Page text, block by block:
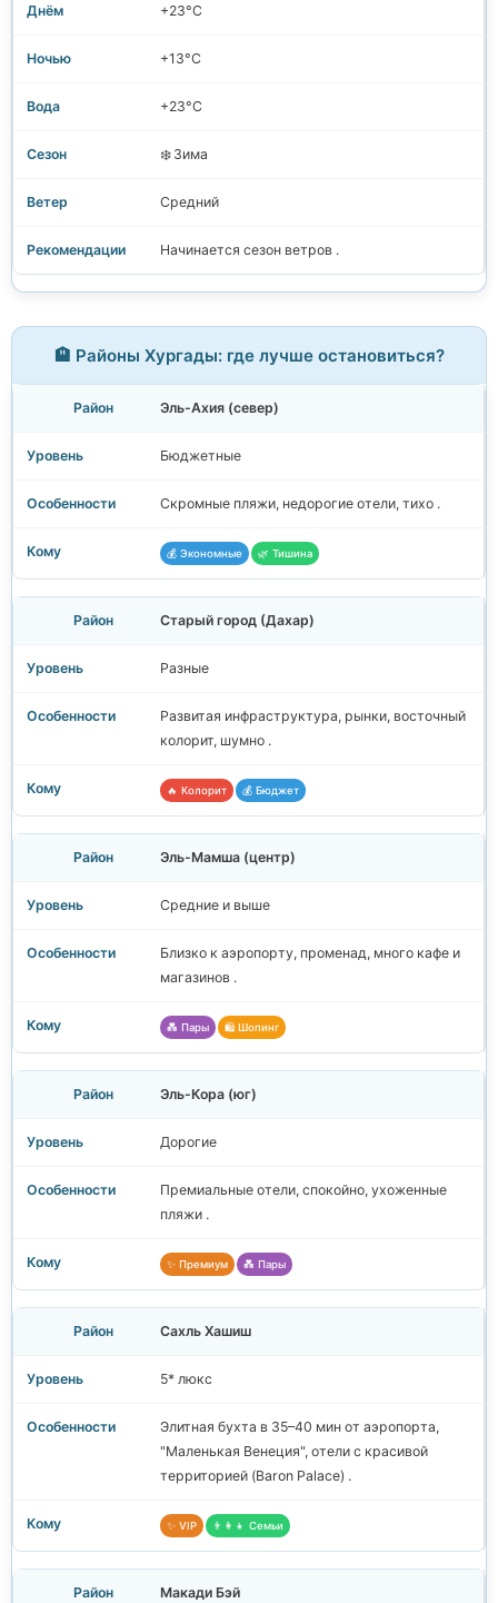
+23°C
+13°C
+23°C
❄️ Зима
Средний
Начинается сезон ветров .
🏨 Районы Хургады: где лучше остановиться?
Эль-Ахия (север)
Бюджетные
Скромные пляжи, недорогие отели, тихо .
💰 Экономные 🌿 Тишина
Старый город (Дахар)
Разные
Развитая инфраструктура, рынки, восточный
колорит, шумно .
🔥 Колорит 💰 Бюджет
Эль-Мамша (центр)
Средние и выше
Близко к аэропорту, променад, много кафе и
магазинов .
💑 Пары 🛍️ Шопинг
Эль-Кора (юг)
Дорогие
Премиальные отели, спокойно, ухоженные
пляжи .
✨ Премиум 💑 Пары
Сахль Хашиш
5* люкс
Элитная бухта в 35–40 мин от аэропорта,
"Маленькая Венеция", отели с красивой
территорией (Baron Palace) .
✨ VIP 👨‍👩‍👧 Семьи
Макади Бэй